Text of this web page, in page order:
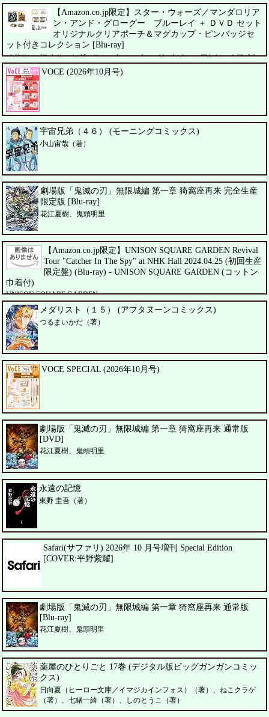
【Amazon.co.jp限定】スター・ウォーズ／マンダロリア
ン・アンド・グローグー ブルーレイ ＋ ＤＶＤ セット
オリジナルクリアポーチ＆マグカップ・ピンバッジセ
ット付きコレクション [Blu-ray]
ペドロ・パスカル、シガーニー・ウィーバー、ジェレミー・アレン・ホワイト
VOCE (2026年10月号)
宇宙兄弟（４６） (モーニングコミックス)
小山宙哉（著）
劇場版「鬼滅の刃」無限城編 第一章 猗窩座再来 完全生産
限定版 [Blu-ray]
花江夏樹、鬼頭明里
【Amazon.co.jp限定】UNISON SQUARE GARDEN Revival
Tour "Catcher In The Spy" at NHK Hall 2024.04.25 (初回生産
限定盤) (Blu-ray) - UNISON SQUARE GARDEN (コットン
巾着付)
UNISON SQUARE GARDEN
メダリスト（１５） (アフタヌーンコミックス)
つるまいかだ（著）
VOCE SPECIAL (2026年10月号)
劇場版「鬼滅の刃」無限城編 第一章 猗窩座再来 通常版
[DVD]
花江夏樹、鬼頭明里
永遠の記憶
東野 圭吾（著）
Safari(サファリ) 2026年 10 月号増刊 Special Edition
[COVER:平野紫耀]
劇場版「鬼滅の刃」無限城編 第一章 猗窩座再来 通常版
[Blu-ray]
花江夏樹、鬼頭明里
薬屋のひとりごと 17巻 (デジタル版ビッグガンガンコミッ
クス)
日向夏（ヒーロー文庫／イマジカインフォス）（著）、ねこクラゲ
（著）、七緒一綺（著）、しのとうこ（著）